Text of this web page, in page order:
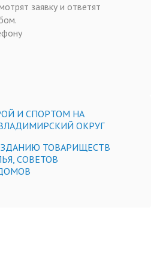
заявку и ответят
И СПОРТОМ НА
ОКРУГ
ТОВАРИЩЕСТВ
СОВЕТОВ